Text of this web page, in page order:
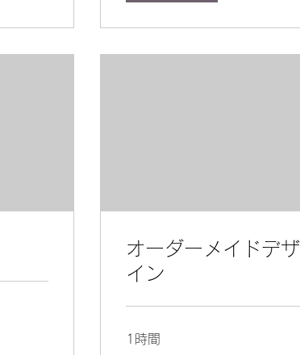
オーダーメイドデザ
イン
1時間